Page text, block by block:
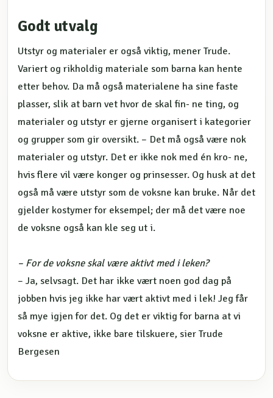
Godt utvalg
Utstyr og materialer er også viktig, mener Trude.
Variert og rikholdig materiale som barna kan hente
etter behov. Da må også materialene ha sine faste
plasser, slik at barn vet hvor de skal fin- ne ting, og
materialer og utstyr er gjerne organisert i kategorier
og grupper som gir oversikt. – Det må også være nok
materialer og utstyr. Det er ikke nok med én kro- ne,
hvis flere vil være konger og prinsesser. Og husk at det
også må være utstyr som de voksne kan bruke. Når det
gjelder kostymer for eksempel; der må det være noe
de voksne også kan kle seg ut i.
– For de voksne skal være aktivt med i leken?
– Ja, selvsagt. Det har ikke vært noen god dag på
jobben hvis jeg ikke har vært aktivt med i lek! Jeg får
så mye igjen for det. Og det er viktig for barna at vi
voksne er aktive, ikke bare tilskuere, sier Trude
Bergesen